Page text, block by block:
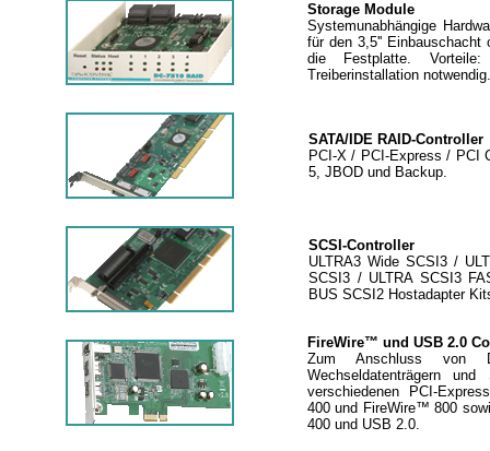
Storage Module
Systemunabhängige
für den 3,5'' Einbauschacht
die Festplatte.
Treiberinstallation notwendig.
SATA/IDE RAID-Controller
PCI-X / PCI-Express / PCI
5, JBOD und Backup.
SCSI-Controller
ULTRA3 Wide SCSI3 /
SCSI3 / ULTRA SCSI3
BUS SCSI2 Hostadapter
FireWire™ und USB 2.0
Zum Anschluss von
Wechseldatenträgern
verschiedenen PCI-
400 und FireWire™ 800
400 und USB 2.0.